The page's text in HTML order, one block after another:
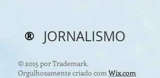
® JORNALISMO
© 2015 por Trademark.
Orgulhosamente criado comWix.com